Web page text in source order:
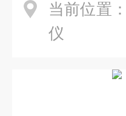
当前位置：
仪